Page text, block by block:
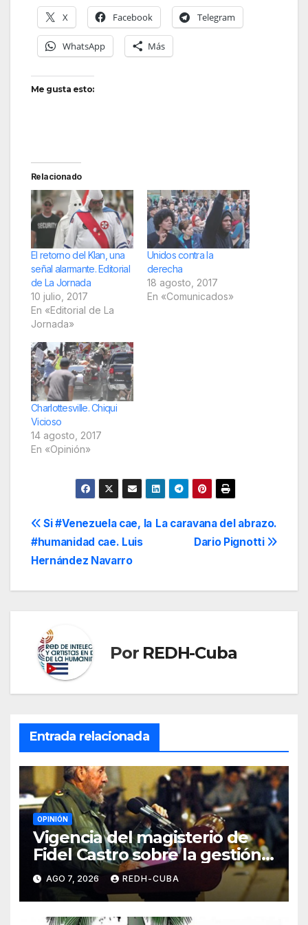
X Facebook Telegram
WhatsApp Más
Me gusta esto:
Relacionado
El retorno del Klan, una
señal alarmante. Editorial
de La Jornada
10 julio, 2017
En «Editorial de La
Jornada»
Unidos contra la
derecha
18 agosto, 2017
En «Comunicados»
Charlottesville. Chiqui
Vicioso
14 agosto, 2017
En «Opinión»
Navegación
de
entradas
La caravana del abrazo.
Dario Pignotti
Si #Venezuela cae, la
#humanidad cae. Luis
Hernández Navarro
Por REDH-Cuba
Entrada relacionada
OPINIÓN
Vigencia del magisterio de
Fidel Castro sobre la gestión
del liderazgo revolucionario.
Por Jorge Luís Guach Estévez
AGO 7, 2026 REDH-CUBA